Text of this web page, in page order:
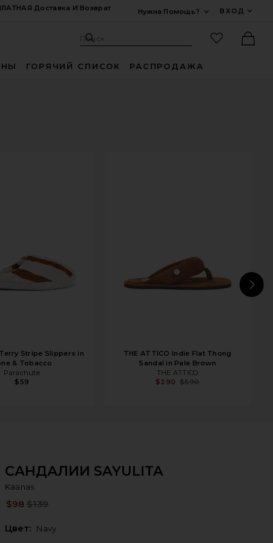
Доставка И Возврат
Нужна Помощь?
ВХОД
Поиск: Site
Поиск
ГОРЯЧИЙ СПИСОК РАСПРОДАЖА
Stripe Slippers in
& Tobacco
Parachute
$59
THE ATTICO Indie Flat Thong
Sandal in Pale Brown
THE ATTICO
$290 $590
САНДАЛИИ SAYULITA
Kaanas
$98 $139
Цвет: Navy